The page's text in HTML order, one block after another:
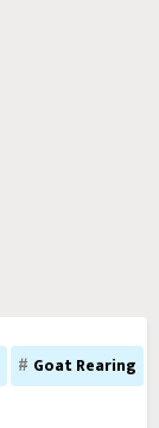
Goat Rearing